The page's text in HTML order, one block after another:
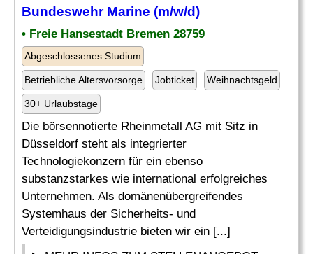
Bundeswehr Marine (m/w/d)
• Freie Hansestadt Bremen 28759
Abgeschlossenes Studium
Betriebliche Altersvorsorge Jobticket Weihnachtsgeld
30+ Urlaubstage
Die börsennotierte Rheinmetall AG mit Sitz in
Düsseldorf steht als integrierter
Technologiekonzern für ein ebenso
substanzstarkes wie international erfolgreiches
Unternehmen. Als domänenübergreifendes
Systemhaus der Sicherheits- und
Verteidigungsindustrie bieten wir ein [...]